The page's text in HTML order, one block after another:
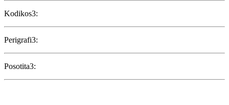
Kodikos3:
Perigrafi3:
Posotita3: